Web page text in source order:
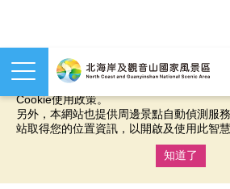
本網站使用cookies等相關技術以持續優化
您提供更佳的體驗，當您繼續使用本網站
Cookie使用政策。
另外，本網站也提供周邊景點自動偵測服
站取得您的位置資訊，以開啟及使用此智慧
知道了